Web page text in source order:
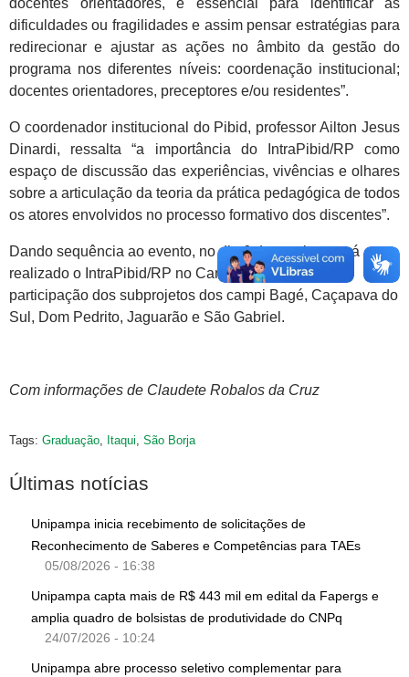
docentes orientadores, é essencial para identificar as
dificuldades ou fragilidades e assim pensar estratégias para
redirecionar e ajustar as ações no âmbito da gestão do
programa nos diferentes níveis: coordenação institucional;
docentes orientadores, preceptores e/ou residentes”.
O coordenador institucional do Pibid, professor Ailton Jesus
Dinardi, ressalta “a importância do IntraPibid/RP como
espaço de discussão das experiências, vivências e olhares
sobre a articulação da teoria da prática pedagógica de todos
os atores envolvidos no processo formativo dos discentes”.
Dando sequência ao evento, no dia 6 de outubro, será
realizado o IntraPibid/RP no Campus Bagé, com a
participação dos subprojetos dos campi Bagé, Caçapava do
Sul, Dom Pedrito, Jaguarão e São Gabriel.
Com informações de Claudete Robalos da Cruz
Tags: Graduação, Itaqui, São Borja
Últimas notícias
Unipampa inicia recebimento de solicitações de
Reconhecimento de Saberes e Competências para TAEs
05/08/2026 - 16:38
Unipampa capta mais de R$ 443 mil em edital da Fapergs e
amplia quadro de bolsistas de produtividade do CNPq
24/07/2026 - 10:24
Unipampa abre processo seletivo complementar para